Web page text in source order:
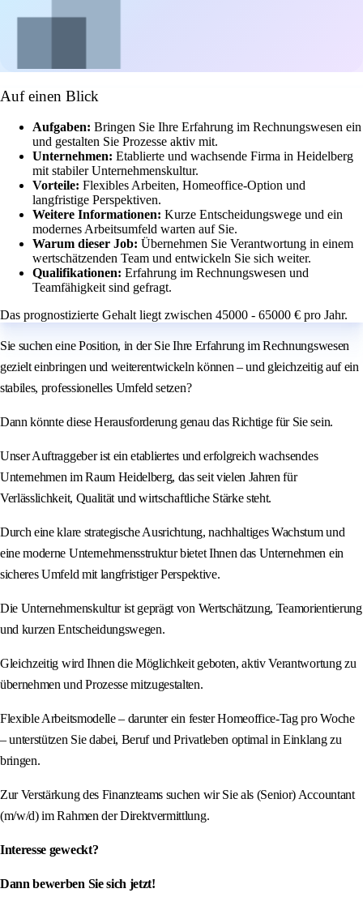
Auf einen Blick
Aufgaben: Bringen Sie Ihre Erfahrung im Rechnungswesen ein
und gestalten Sie Prozesse aktiv mit.
Unternehmen: Etablierte und wachsende Firma in Heidelberg
mit stabiler Unternehmenskultur.
Vorteile: Flexibles Arbeiten, Homeoffice-Option und
langfristige Perspektiven.
Weitere Informationen: Kurze Entscheidungswege und ein
modernes Arbeitsumfeld warten auf Sie.
Warum dieser Job: Übernehmen Sie Verantwortung in einem
wertschätzenden Team und entwickeln Sie sich weiter.
Qualifikationen: Erfahrung im Rechnungswesen und
Teamfähigkeit sind gefragt.
Das prognostizierte Gehalt liegt zwischen 45000 - 65000 € pro Jahr.
Sie suchen eine Position, in der Sie Ihre Erfahrung im Rechnungswesen
gezielt einbringen und weiterentwickeln können – und gleichzeitig auf ein
stabiles, professionelles Umfeld setzen?
Dann könnte diese Herausforderung genau das Richtige für Sie sein.
Unser Auftraggeber ist ein etabliertes und erfolgreich wachsendes
Unternehmen im Raum Heidelberg, das seit vielen Jahren für
Verlässlichkeit, Qualität und wirtschaftliche Stärke steht.
Durch eine klare strategische Ausrichtung, nachhaltiges Wachstum und
eine moderne Unternehmensstruktur bietet Ihnen das Unternehmen ein
sicheres Umfeld mit langfristiger Perspektive.
Die Unternehmenskultur ist geprägt von Wertschätzung, Teamorientierung
und kurzen Entscheidungswegen.
Gleichzeitig wird Ihnen die Möglichkeit geboten, aktiv Verantwortung zu
übernehmen und Prozesse mitzugestalten.
Flexible Arbeitsmodelle – darunter ein fester Homeoffice-Tag pro Woche
– unterstützen Sie dabei, Beruf und Privatleben optimal in Einklang zu
bringen.
Zur Verstärkung des Finanzteams suchen wir Sie als (Senior) Accountant
(m/w/d) im Rahmen der Direktvermittlung.
Interesse geweckt?
Dann bewerben Sie sich jetzt!